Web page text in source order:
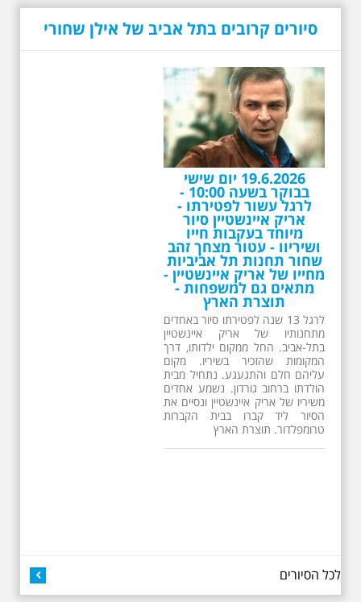
סיורים קרובים בתל אביב של אילן שחורי
19.6.2026 יום שישי
בבוקר בשעה 10:00 -
לרגל עשור לפטירתו -
אריק איינשטיין סיור
מיוחד בעקבות חייו
ושיריוו - עטור מצחך זהב
שחור תחנות תל אביביות
מחייו של אריק איינשטיין -
מתאים גם למשפחות -
תוצרת הארץ
לרגל 13 שנה לפטירתו סיור באחדים
מתחנותיו של אריק איינשטיין
בתל-אביב. החל ממקום ילדותו, דרך
המקומות שהזכיר בשיריו. מקום
עליהם חלם והתגעגע. נתחיל מבית
הולדתו ברחוב גורדון. נשמע אחדים
משיריו של אריק איינשטיין ונסיים את
הסיור ליד קברו בבית הקברות
טרומפלדור. תוצרת הארץ
לכל הסיורים